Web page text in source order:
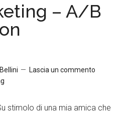
– A/B
Lascia un commento
stimolo di una mia amica che